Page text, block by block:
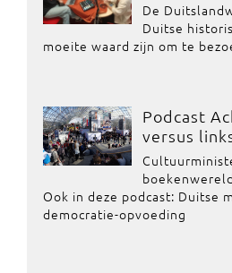
De
Duitse
moeite waard zijn om te
Podcast
versus
Ook in deze podcast: Duitse
democratie-opvoeding